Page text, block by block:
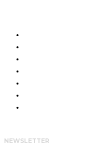
NEWSLETTER